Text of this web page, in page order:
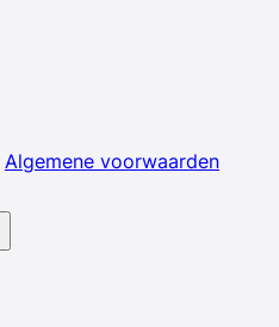
Algemene voorwaarden